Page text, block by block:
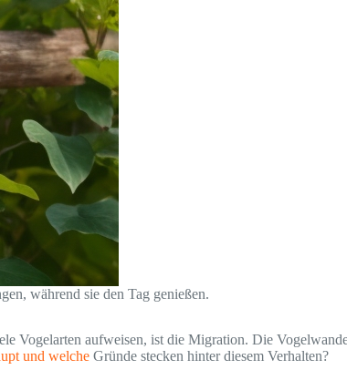
während sie den Tag genießen.
Vogelarten aufweisen, ist die Migration. Die
und welche Gründe stecken hinter diesem Verhalten?